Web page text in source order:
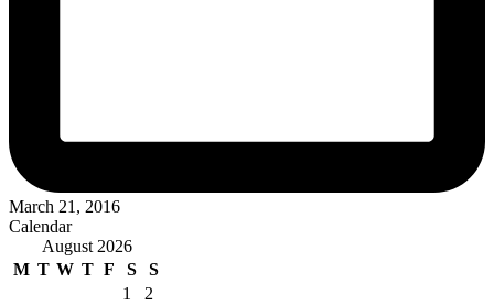
March 21, 2016
Calendar
August 2026
M T W T F S
S
1
2